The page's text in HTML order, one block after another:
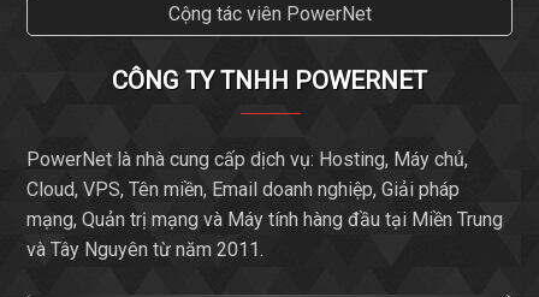
Cộng tác viên PowerNet
CÔNG TY TNHH POWERNET
PowerNet là nhà cung cấp dịch vụ: Hosting, Máy chủ,
Cloud, VPS, Tên miền, Email doanh nghiệp, Giải pháp
mạng, Quản trị mạng và Máy tính hàng đầu tại Miền Trung
và Tây Nguyên từ năm 2011.